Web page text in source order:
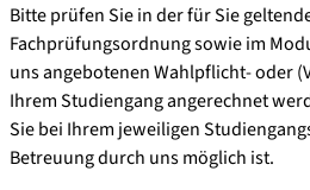
Bitte prüfen Sie in der für Sie
Fachprüfungsordnung sowie im
uns angebotenen Wahlpflicht- oder
Ihrem Studiengang angerechnet
Sie bei Ihrem jeweiligen
Betreuung durch uns möglich ist.